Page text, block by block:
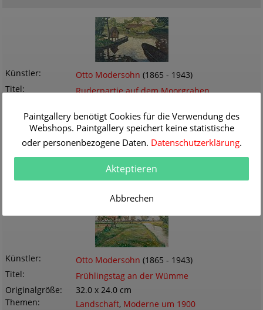
Künstler Otto Modersohn (1865 - 1943)
Titel
Ruderpartie auf dem Moorgraben
Themen
Landschaft
Technik
Öl/Leinwand
Gemälde Nr
K072532
Lieferzeit
2-3 Werktage
Informationen / Bestellen
Künstler Otto Modersohn (1865 - 1943)
Titel
Frühlingstag an der Wümme
Originalgröße
32.0 x 24.0 cm
Themen
Landschaft, Moderne um 1900
Paintgallery benötigt Cookies für die Verwendung des
Webshops. Paintgallery speichert keine statistische
oder personenbezogene Daten. Datenschutzerklärung.
Akteptieren
Abbrechen